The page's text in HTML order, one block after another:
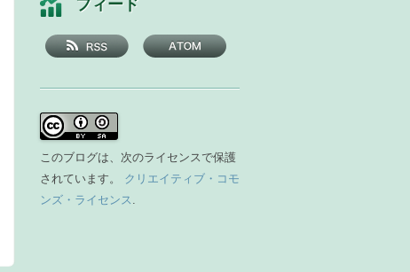
2017年11月
2017年10月
2017年9月
2017年6月
2017年5月
2017年4月
2017年3月
2017年2月
フィード
このブログは、次のライセンスで保護
されています。 クリエイティブ・コモ
ンズ・ライセンス .